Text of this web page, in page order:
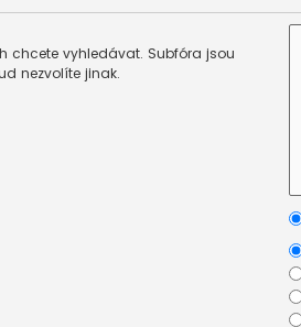
chcete vyhledávat. Subfóra jsou
nezvolíte jinak.